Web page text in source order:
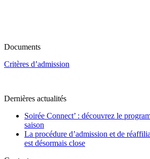
Documents
Critères d’admission
Dernières actualités
Soirée Connect’ : découvrez le
saison
La procédure d’admission et de
est désormais close